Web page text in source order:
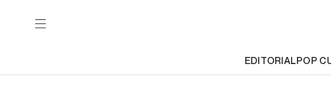
EDITORIALPOP